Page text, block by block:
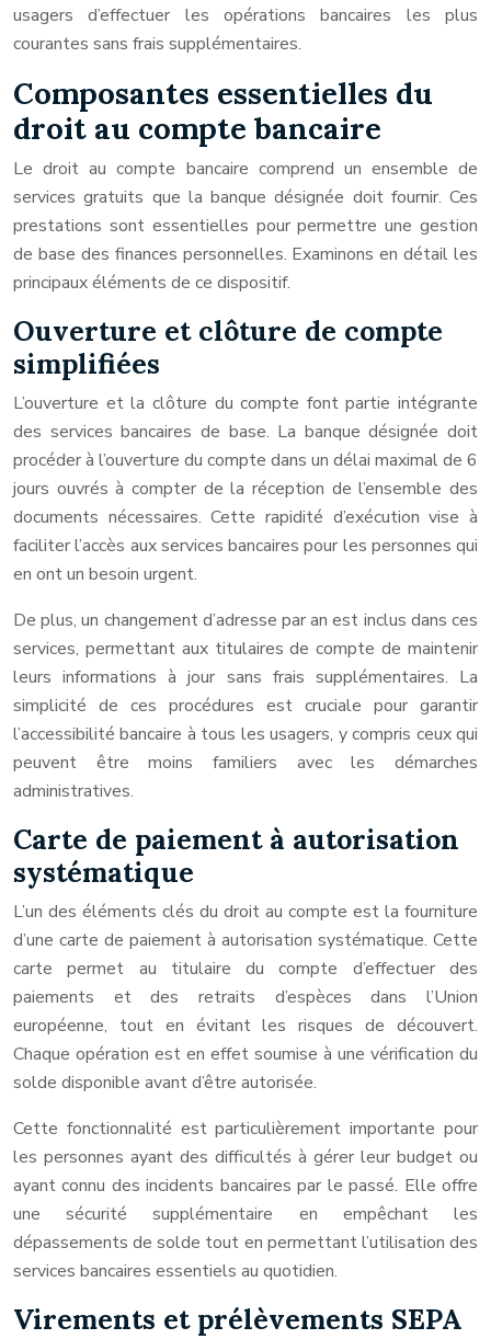
usagers d’effectuer les opérations bancaires les plus
courantes sans frais supplémentaires.
Composantes essentielles du
droit au compte bancaire
Le droit au compte bancaire comprend un ensemble de
services gratuits que la banque désignée doit fournir. Ces
prestations sont essentielles pour permettre une gestion
de base des finances personnelles. Examinons en détail les
principaux éléments de ce dispositif.
Ouverture et clôture de compte
simplifiées
L’ouverture et la clôture du compte font partie intégrante
des services bancaires de base. La banque désignée doit
procéder à l’ouverture du compte dans un délai maximal de 6
jours ouvrés à compter de la réception de l’ensemble des
documents nécessaires. Cette rapidité d’exécution vise à
faciliter l’accès aux services bancaires pour les personnes qui
en ont un besoin urgent.
De plus, un changement d’adresse par an est inclus dans ces
services, permettant aux titulaires de compte de maintenir
leurs informations à jour sans frais supplémentaires. La
simplicité de ces procédures est cruciale pour garantir
l’accessibilité bancaire à tous les usagers, y compris ceux qui
peuvent être moins familiers avec les démarches
administratives.
Carte de paiement à autorisation
systématique
L’un des éléments clés du droit au compte est la fourniture
d’une carte de paiement à autorisation systématique. Cette
carte permet au titulaire du compte d’effectuer des
paiements et des retraits d’espèces dans l’Union
européenne, tout en évitant les risques de découvert.
Chaque opération est en effet soumise à une vérification du
solde disponible avant d’être autorisée.
Cette fonctionnalité est particulièrement importante pour
les personnes ayant des difficultés à gérer leur budget ou
ayant connu des incidents bancaires par le passé. Elle offre
une sécurité supplémentaire en empêchant les
dépassements de solde tout en permettant l’utilisation des
services bancaires essentiels au quotidien.
Virements et prélèvements SEPA